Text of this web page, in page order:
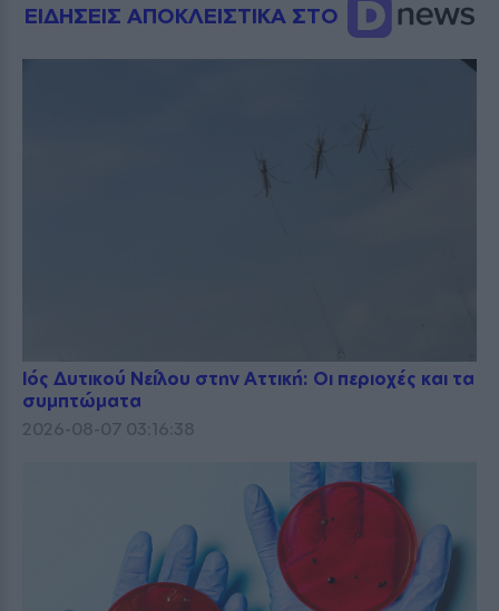
ΕΙΔΗΣΕΙΣ ΑΠΟΚΛΕΙΣΤΙΚΑ ΣΤΟ
Ιός Δυτικού Νείλου στην Αττική: Οι περιοχές και τα
συμπτώματα
2026-08-07 03:16:38